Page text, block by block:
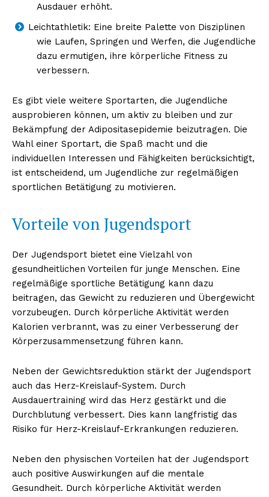
Ausdauer erhöht.
Leichtathletik: Eine breite Palette von Disziplinen
wie Laufen, Springen und Werfen, die Jugendliche
dazu ermutigen, ihre körperliche Fitness zu
verbessern.
Es gibt viele weitere Sportarten, die Jugendliche
ausprobieren können, um aktiv zu bleiben und zur
Bekämpfung der Adipositasepidemie beizutragen. Die
Wahl einer Sportart, die Spaß macht und die
individuellen Interessen und Fähigkeiten berücksichtigt,
ist entscheidend, um Jugendliche zur regelmäßigen
sportlichen Betätigung zu motivieren.
Vorteile von Jugendsport
Der Jugendsport bietet eine Vielzahl von
gesundheitlichen Vorteilen für junge Menschen. Eine
regelmäßige sportliche Betätigung kann dazu
beitragen, das Gewicht zu reduzieren und Übergewicht
vorzubeugen. Durch körperliche Aktivität werden
Kalorien verbrannt, was zu einer Verbesserung der
Körperzusammensetzung führen kann.
Neben der Gewichtsreduktion stärkt der Jugendsport
auch das Herz-Kreislauf-System. Durch
Ausdauertraining wird das Herz gestärkt und die
Durchblutung verbessert. Dies kann langfristig das
Risiko für Herz-Kreislauf-Erkrankungen reduzieren.
Neben den physischen Vorteilen hat der Jugendsport
auch positive Auswirkungen auf die mentale
Gesundheit. Durch körperliche Aktivität werden